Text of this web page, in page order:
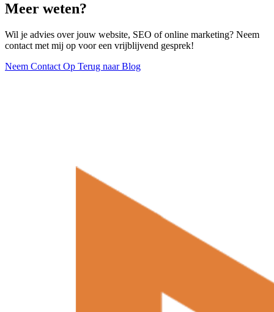
Meer weten?
Wil je advies over jouw website, SEO of online marketing? Neem
contact met mij op voor een vrijblijvend gesprek!
Neem Contact Op Terug naar Blog